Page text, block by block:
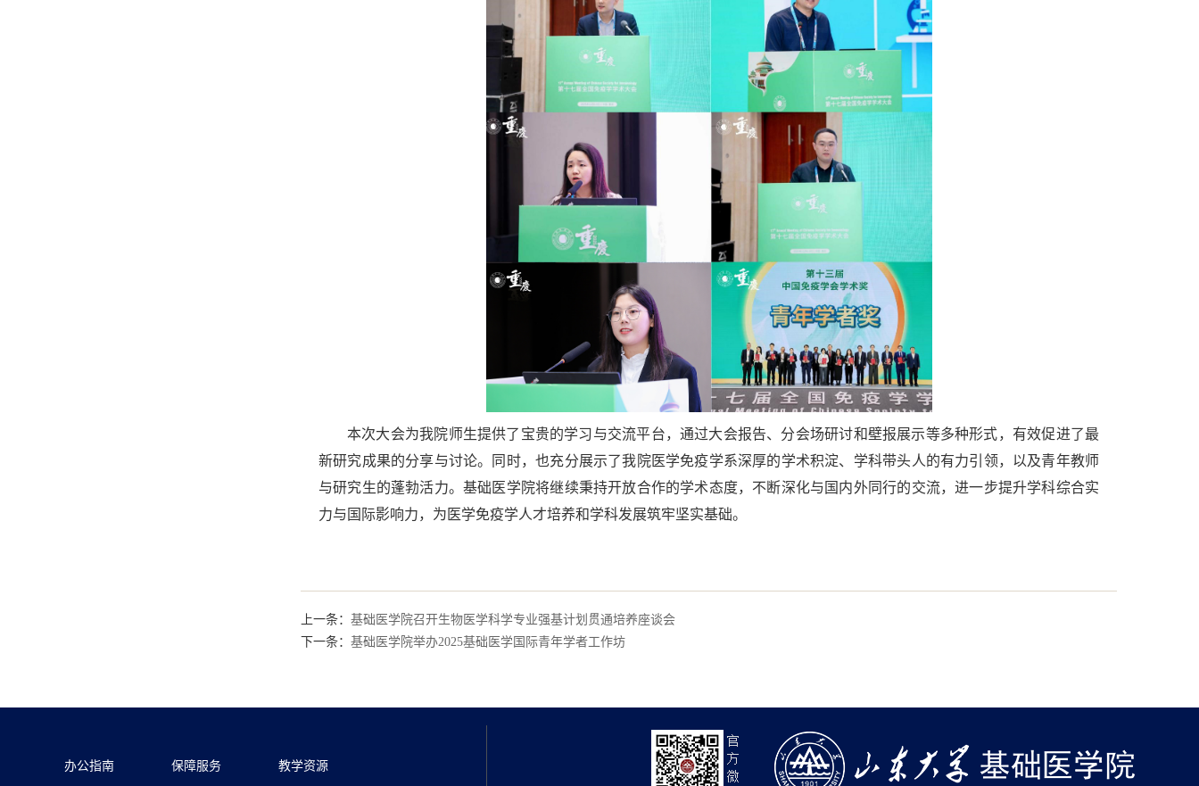
本次大会为我院师生提供了宝贵的学习与交流平台，通过大会报告、分会场研讨和壁报展示等多种形式，有效促进了最
新研究成果的分享与讨论。同时，也充分展示了我院医学免疫学系深厚的学术积淀、学科带头人的有力引领，以及青年教师
与研究生的蓬勃活力。基础医学院将继续秉持开放合作的学术态度，不断深化与国内外同行的交流，进一步提升学科综合实
力与国际影响力，为医学免疫学人才培养和学科发展筑牢坚实基础。
上一条： 基础医学院召开生物医学科学专业强基计划贯通培养座谈会
下一条： 基础医学院举办2025基础医学国际青年学者工作坊
办公指南 保障服务 教学资源